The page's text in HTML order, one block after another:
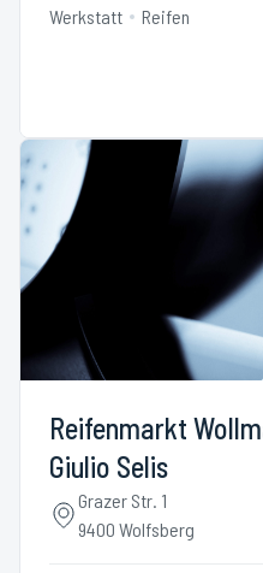
Werkstatt Reifen
Reifenmarkt
Giulio Selis
Grazer Str. 1
9400 Wolfsberg